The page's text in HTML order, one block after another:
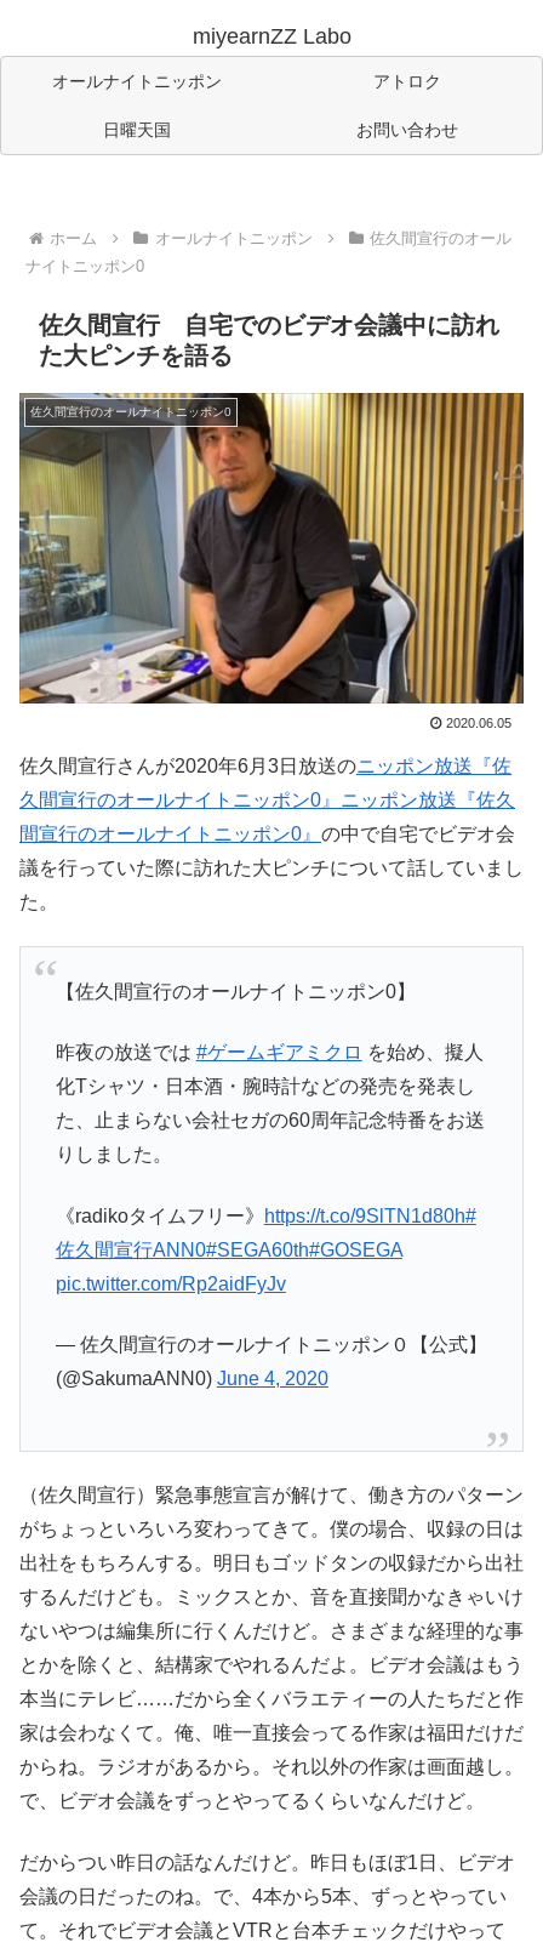
miyearnZZ Labo
オールナイトニッポン アトロク
日曜天国 お問い合わせ
ホーム オールナイトニッポン
佐久間宣行のオール
ナイトニッポン0
佐久間宣行 自宅でのビデオ会議中に訪れ
た大ピンチを語る
佐久間宣行のオールナイトニッポン0
2020.06.05
佐久間宣行さんが2020年6月3日放送のニッポン放送『佐
久間宣行のオールナイトニッポン0』 ニッポン放送『佐久
間宣行のオールナイトニッポン0』 の中で自宅でビデオ会
議を行っていた際に訪れた大ピンチについて話していまし
た。
【佐久間宣行のオールナイトニッポン0】
昨夜の放送では #ゲームギアミクロ を始め、擬人
化Tシャツ・日本酒・腕時計などの発売を発表し
た、止まらない会社セガの60周年記念特番をお送
りしました。
《radikoタイムフリー》 https://t.co/9SlTN1d80h#
佐久間宣行ANN0#SEGA60th#GOSEGA
pic.twitter.com/Rp2aidFyJv
— 佐久間宣行のオールナイトニッポン０【公式】
(@SakumaANN0) June 4, 2020
（佐久間宣行）緊急事態宣言が解けて、働き方のパターン
がちょっといろいろ変わってきて。僕の場合、収録の日は
出社をもちろんする。明日もゴッドタンの収録だから出社
するんだけども。ミックスとか、音を直接聞かなきゃいけ
ないやつは編集所に行くんだけど。さまざまな経理的な事
とかを除くと、結構家でやれるんだよ。ビデオ会議はもう
本当にテレビ……だから全くバラエティーの人たちだと作
家は会わなくて。俺、唯一直接会ってる作家は福田だけだ
からね。ラジオがあるから。それ以外の作家は画面越し。
で、ビデオ会議をずっとやってるくらいなんだけど。
だからつい昨日の話なんだけど。昨日もほぼ1日、ビデオ
会議の日だったのね。で、4本から5本、ずっとやってい
て。それでビデオ会議とVTRと台本チェックだけやって